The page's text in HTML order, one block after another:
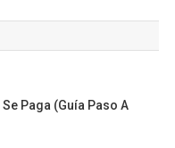
Paga (Guía Paso A